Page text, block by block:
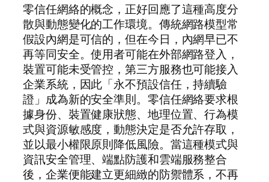
零信任網絡的概念，正好回應了這種高度分
散與動態變化的工作環境。傳統網路模型常
假設內網是可信的，但在今日，內網早已不
再等同安全。使用者可能在外部網路登入，
裝置可能未受管控，第三方服務也可能接入
企業系統，因此「永不預設信任，持續驗
證」成為新的安全準則。零信任網絡要求根
據身份、裝置健康狀態、地理位置、行為模
式與資源敏感度，動態決定是否允許存取，
並以最小權限原則降低風險。當這種模式與
資訊安全管理、端點防護和雲端服務整合
後，企業便能建立更細緻的防禦體系，不再